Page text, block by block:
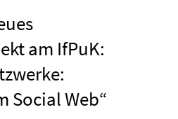
am IfPuK:
Social Web“